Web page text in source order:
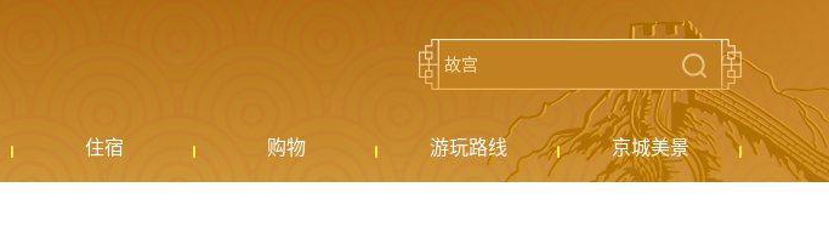
住宿 购物 游玩路线 京城美景